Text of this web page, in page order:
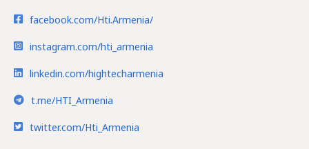
facebook.com/Hti.Armenia/
instagram.com/hti_armenia
linkedin.com/hightecharmenia
t.me/HTI_Armenia
twitter.com/Hti_Armenia